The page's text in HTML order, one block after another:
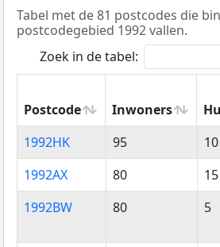
Tabel met de 81 postcodes die
postcodegebied 1992 vallen.
Zoek in de tabel:
Postcode Inwoners
Postcode
Inwoners
1992HK 95 10
1992AX
80 15
1992BW
80 5